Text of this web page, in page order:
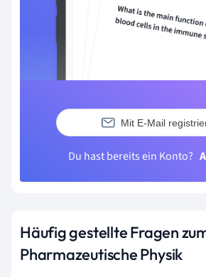
Mit E-Mail
Du hast bereits ein Konto?
Häufig gestellte Fragen
Pharmazeutische Physik